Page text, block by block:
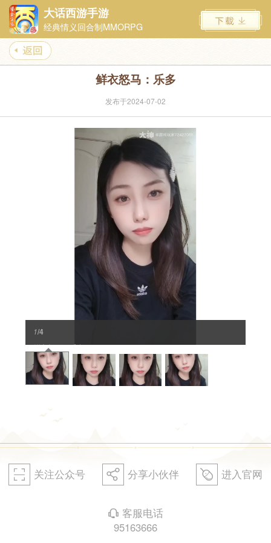
大话西游手游
经典情义回合制MMORPG
鲜衣怒马：乐多
发布于2024-07-02
1/4
鲜衣怒马：乐多 (1)
򰀁 关注公众号 򰀂 分享小伙伴 򰀄 进入官网
򰀃 客服电话
95163666